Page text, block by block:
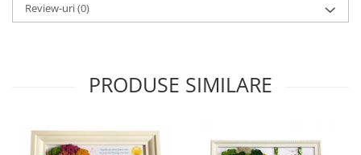
Review-uri(0)
PRODUSE SIMILARE